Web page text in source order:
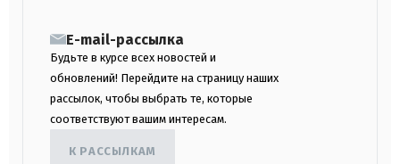
E-mail-рассылка
Будьте в курсе всех новостей и
обновлений! Перейдите на страницу наших
рассылок, чтобы выбрать те, которые
соответствуют вашим интересам.
К РАССЫЛКАМ